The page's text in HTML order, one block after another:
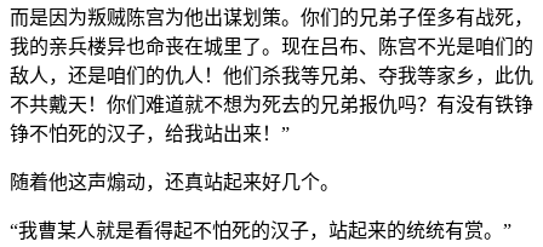
而是因为叛贼陈宫为他出谋划策。你们的兄弟子侄多有战死，
我的亲兵楼异也命丧在城里了。现在吕布、陈宫不光是咱们的
敌人，还是咱们的仇人！他们杀我等兄弟、夺我等家乡，此仇
不共戴天！你们难道就不想为死去的兄弟报仇吗？有没有铁铮
铮不怕死的汉子，给我站出来！”
随着他这声煽动，还真站起来好几个。
“我曹某人就是看得起不怕死的汉子，站起来的统统有赏。”